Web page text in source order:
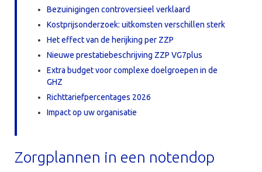
Bezuinigingen controversieel verklaard
Kostprijsonderzoek: uitkomsten verschillen sterk
Het effect van de herijking per ZZP
Nieuwe prestatiebeschrijving ZZP VG7plus
Extra budget voor complexe doelgroepen in de
GHZ
Richttariefpercentages 2026
Impact op uw organisatie
Zorgplannen in een notendop